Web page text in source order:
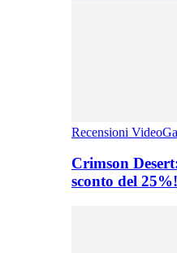
Recensioni
Crimson
sconto del 25%!